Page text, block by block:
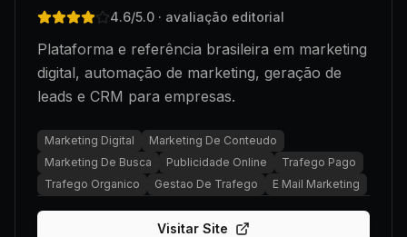
4.6/5.0 · avaliação editorial
Plataforma e referência brasileira em marketing
digital, automação de marketing, geração de
leads e CRM para empresas.
Marketing Digital
Marketing De Conteudo
Marketing De Busca
Publicidade Online
Trafego Pago
Trafego Organico
Gestao De Trafego E Mail Marketing
Visitar Site